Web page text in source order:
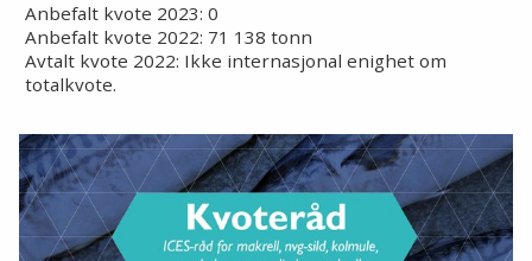
Anbefalt kvote 2023: 0
Anbefalt kvote 2022: 71 138 tonn
Avtalt kvote 2022: Ikke internasjonal enighet om
totalkvote.